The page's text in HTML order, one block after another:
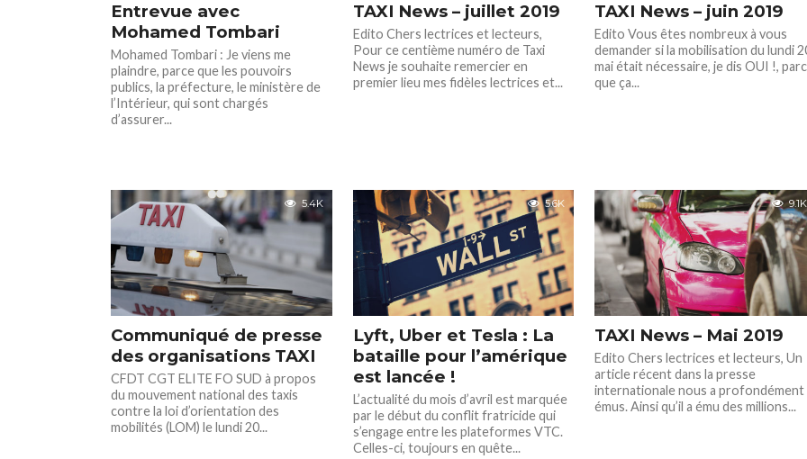
Entrevue avec
Mohamed Tombari
Mohamed Tombari : Je viens me
plaindre, parce que les pouvoirs
publics, la préfecture, le ministère de
l’Intérieur, qui sont chargés
d’assurer...
TAXI News – juillet 2019
Edito Chers lectrices et lecteurs,
Pour ce centième numéro de Taxi
News je souhaite remercier en
premier lieu mes fidèles lectrices et...
TAXI News – juin 2019
Edito Vous êtes nombreux à vous
demander si la mobilisation du lundi
mai était nécessaire, je dis OUI !,
que ça...
5.4K
Communiqué de presse
des organisations TAXI
CFDT CGT ELITE FO SUD à propos
du mouvement national des taxis
contre la loi d’orientation des
mobilités (LOM) le lundi 20...
5.6K
Lyft, Uber et Tesla : La
bataille pour l’amérique
est lancée !
L’actualité du mois d’avril est marquée
par le début du conflit fratricide qui
s’engage entre les plateformes VTC.
Celles-ci, toujours en quête...
9.1K
TAXI News – Mai 2019
Edito Chers lectrices et lecteurs, Un
article récent dans la presse
internationale nous a profondément
émus. Ainsi qu’il a ému des millions...